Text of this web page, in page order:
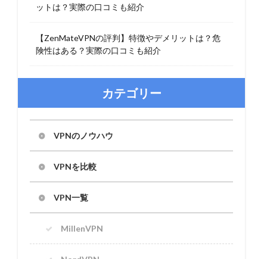
ットは？実際の口コミも紹介
【ZenMateVPNの評判】特徴やデメリットは？危
険性はある？実際の口コミも紹介
カテゴリー
VPNのノウハウ
VPNを比較
VPN一覧
MillenVPN